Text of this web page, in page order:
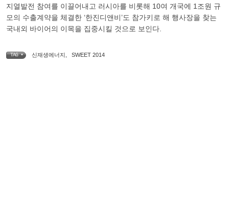
지열발전 참여를 이끌어내고 러시아를 비롯해 10여 개국에 1조원 규
모의 수출계약을 체결한 ‘한진디앤비’도 참가키로 해 행사장을 찾는
국내외 바이어의 이목을 집중시킬 것으로 보인다.
TAG • 신재생에너지 SWEET 2014